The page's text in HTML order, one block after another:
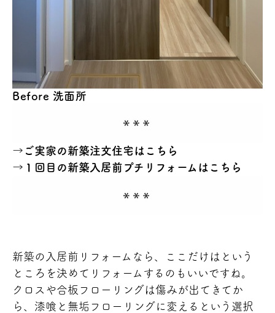
Before 洗面所
→ ご実家の新築注文住宅はこちら
→ １回目の新築入居前プチリフォームはこちら
新築の入居前リフォームなら、ここだけはという
ところを決めてリフォームするのもいいですね。
クロスや合板フローリングは傷みが出てきてか
ら、漆喰と無垢フローリングに変えるという選択